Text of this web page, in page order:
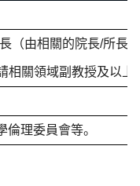
（由相關的院長/所長
相關領域副教授及以上
理委員會等。